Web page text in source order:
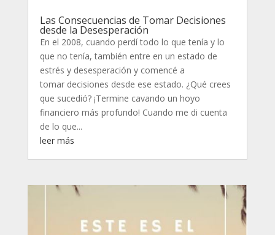
Las Consecuencias de Tomar Decisiones
desde la Desesperación
En el 2008, cuando perdí todo lo que tenía y lo
que no tenía, también entre en un estado de
estrés y desesperación y comencé a
tomar decisiones desde ese estado. ¿Qué crees
que sucedió? ¡Termine cavando un hoyo
financiero más profundo! Cuando me di cuenta
de lo que...
leer más